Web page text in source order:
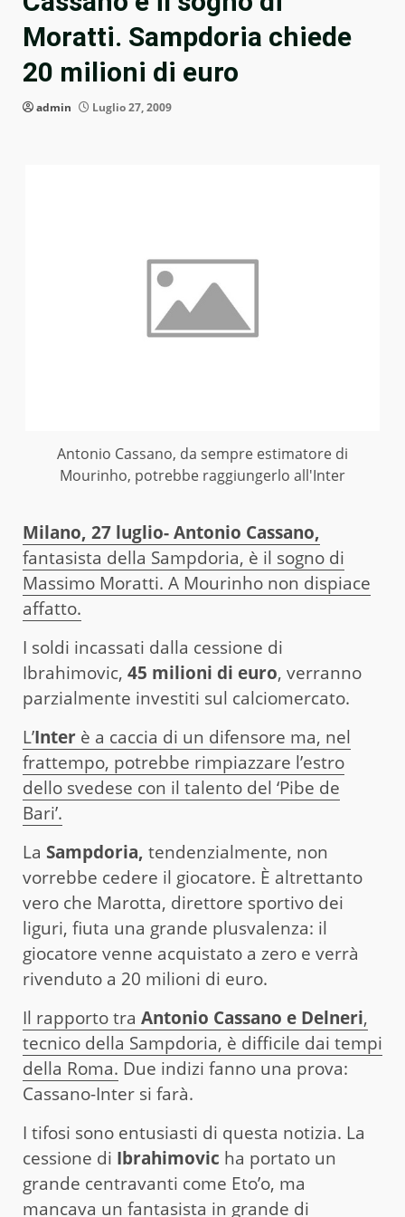
Moratti. Sampdoria chiede
20 milioni di euro
admin Luglio 27, 2009
Antonio Cassano, da sempre estimatore di
Mourinho, potrebbe raggiungerlo all'Inter
Milano, 27 luglio- Antonio Cassano,
fantasista della Sampdoria, è il sogno di
Massimo Moratti. A Mourinho non dispiace
affatto.
I soldi incassati dalla cessione di
Ibrahimovic, 45 milioni di euro, verranno
parzialmente investiti sul calciomercato.
L’Inter è a caccia di un difensore ma, nel
frattempo, potrebbe rimpiazzare l’estro
dello svedese con il talento del ‘Pibe de
Bari’.
La Sampdoria, tendenzialmente, non
vorrebbe cedere il giocatore. È altrettanto
vero che Marotta, direttore sportivo dei
liguri, fiuta una grande plusvalenza: il
giocatore venne acquistato a zero e verrà
rivenduto a 20 milioni di euro.
Il rapporto tra Antonio Cassano e Delneri,
tecnico della Sampdoria, è difficile dai tempi
della Roma. Due indizi fanno una prova:
Cassano-Inter si farà.
I tifosi sono entusiasti di questa notizia. La
cessione di Ibrahimovic ha portato un
grande centravanti come Eto’o, ma
mancava un fantasista in grande di